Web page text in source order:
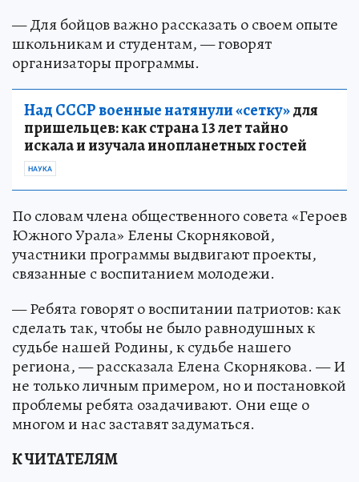
— Для бойцов важно рассказать о своем опыте
школьникам и студентам, — говорят
организаторы программы.
Над СССР военные натянули «сетку»для
пришельцев: как страна 13 лет тайно
искала и изучала инопланетных гостей
НАУКА
По словам члена общественного совета «Героев
Южного Урала» Елены Скорняковой,
участники программы выдвигают проекты,
связанные с воспитанием молодежи.
— Ребята говорят о воспитании патриотов: как
сделать так, чтобы не было равнодушных к
судьбе нашей Родины, к судьбе нашего
региона, — рассказала Елена Скорнякова. — И
не только личным примером, но и постановкой
проблемы ребята озадачивают. Они еще о
многом и нас заставят задуматься.
К ЧИТАТЕЛЯМ